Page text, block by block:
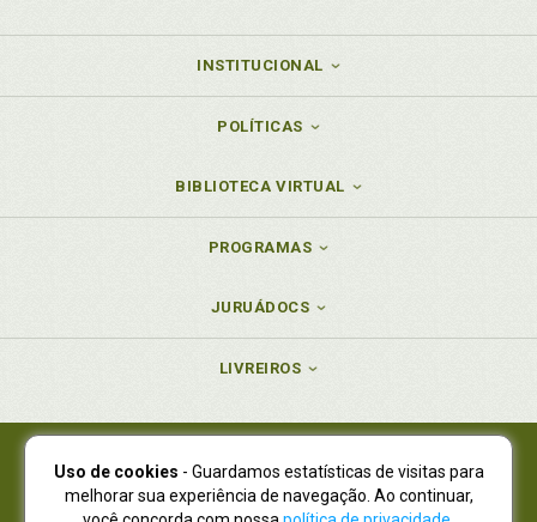
INSTITUCIONAL
POLÍTICAS
BIBLIOTECA VIRTUAL
PROGRAMAS
JURUÁDOCS
LIVREIROS
Juruá Editora Ltda., CNPJ 77.535.508/0001-19
Juruá Informática Ltda., CNPJ 01.701.561/0001-80
Uso de cookies - Guardamos estatísticas de visitas para
melhorar sua experiência de navegação. Ao continuar,